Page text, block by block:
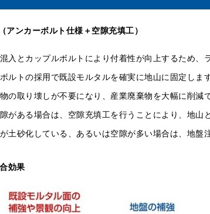
アンカーボルト仕様＋空隙充填工）
入とカップルボルトにより付着性が向上するため、
ルトの採用で既設モルタルを確実に地山に固定します
の取り壊しが不要になり、産業廃棄物を大幅に削減
がある場合は、空隙充填工を行うことにより、地山
土砂化している、あるいは空隙が多い場合は、地盤
効果